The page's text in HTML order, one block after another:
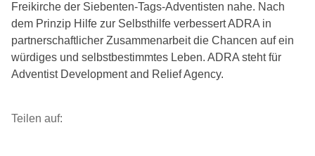
Freikirche der Siebenten-Tags-Adventisten nahe. Nach
dem Prinzip Hilfe zur Selbsthilfe verbessert ADRA in
partnerschaftlicher Zusammenarbeit die Chancen auf ein
würdiges und selbstbestimmtes Leben. ADRA steht für
Adventist Development and Relief Agency.
Teilen auf: